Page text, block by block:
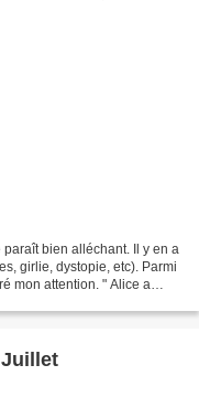
bien alléchant. Il y en a
girlie, dystopie, etc). Parmi
mon attention. " Alice a